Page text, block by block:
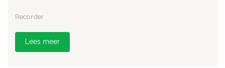
Recorder
Lees meer